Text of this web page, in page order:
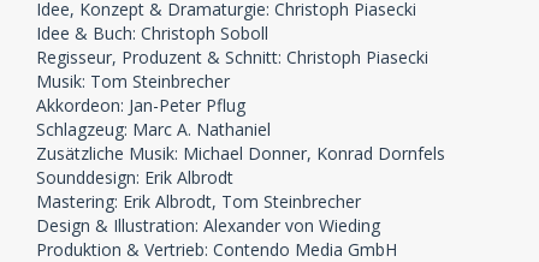
Idee, Konzept & Dramaturgie: Christoph Piasecki
Idee & Buch: Christoph Soboll
Regisseur, Produzent & Schnitt: Christoph Piasecki
Musik: Tom Steinbrecher
Akkordeon: Jan-Peter Pflug
Schlagzeug: Marc A. Nathaniel
Zusätzliche Musik: Michael Donner, Konrad Dornfels
Sounddesign: Erik Albrodt
Mastering: Erik Albrodt, Tom Steinbrecher
Design & Illustration: Alexander von Wieding
Produktion & Vertrieb: Contendo Media GmbH